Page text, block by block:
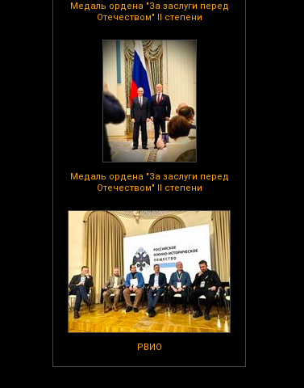
Медаль ордена "За заслуги перед
Отечеством" II степени
Медаль ордена "За заслуги перед
Отечеством" II степени
РВИО